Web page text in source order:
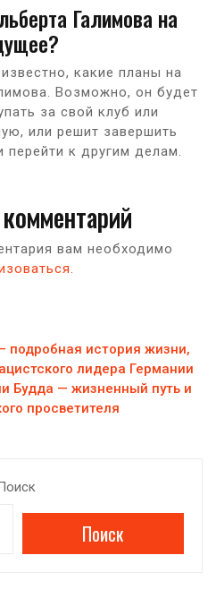
Галимова на
какие планы на
Возможно, он будет
за свой клуб или
или решит завершить
перейти к другим делам.
вам необходимо
подробная история жизни,
лидера Германии
Будда — жизненный путь и
просветителя
Поиск